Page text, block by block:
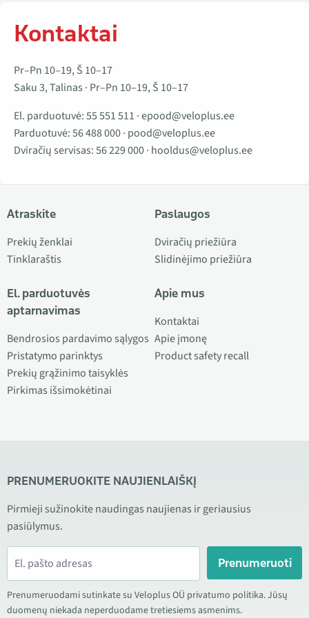
Kontaktai
Pr–Pn 10–19, Š 10–17
Saku 3, Talinas · Pr–Pn 10–19, Š 10–17
El. parduotuvė:55 551 511 ·epood@veloplus.ee
Parduotuvė:56 488 000· pood@veloplus.ee
Dviračių servisas:56 229 000· hooldus@veloplus.ee
Atraskite
Prekių ženklai
Tinklaraštis
El. parduotuvės
aptarnavimas
Bendrosios pardavimo sąlygos
Pristatymo parinktys
Prekių grąžinimo taisyklės
Pirkimas išsimokėtinai
Paslaugos
Dviračių priežiūra
Slidinėjimo priežiūra
Apie mus
Kontaktai
Apie įmonę
Product safety recall
PRENUMERUOKITE NAUJIENLAIŠKĮ
Pirmieji sužinokite naudingas naujienas ir geriausius
pasiūlymus.
Prenumeruoti
Prenumeruodami sutinkate su Veloplus OÜ privatumo politika. Jūsų
duomenų niekada neperduodame tretiesiems asmenims.